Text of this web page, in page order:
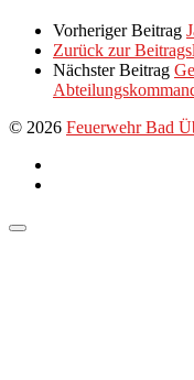
Vorheriger Beitrag
Zurück zur
Nächster Beitrag
© 2026 Feuerwehr Bad